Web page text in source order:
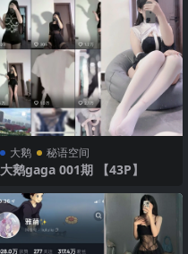
大鹅 秘语空间
大鹅gaga 001期 【43P】